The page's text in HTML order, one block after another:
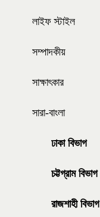
লাইফ স্টাইল
সম্পাদকীয়
সাক্ষাৎকার
সারা-বাংলা
ঢাকা বিভাগ
চট্টগ্রাম বিভাগ
রাজশাহী বিভাগ